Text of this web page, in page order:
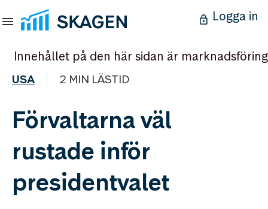
Logga in
Innehållet på den här sidan är marknadsföring
USA 2 MIN LÄSTID
Förvaltarna väl
rustade inför
presidentvalet